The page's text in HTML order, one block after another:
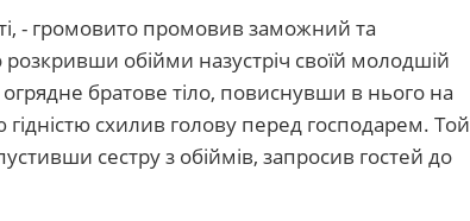
- громовито промовив заможний та
обійми назустріч своїй молодшій
огрядне братове тіло, повиснувши в нього на
гідністю схилив голову перед господарем. Той
сестру з обіймів, запросив гостей до